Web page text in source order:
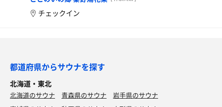
チェックイン
都道府県からサウナを探す
北海道・東北
北海道のサウナ 青森県のサウナ
岩手県のサウナ